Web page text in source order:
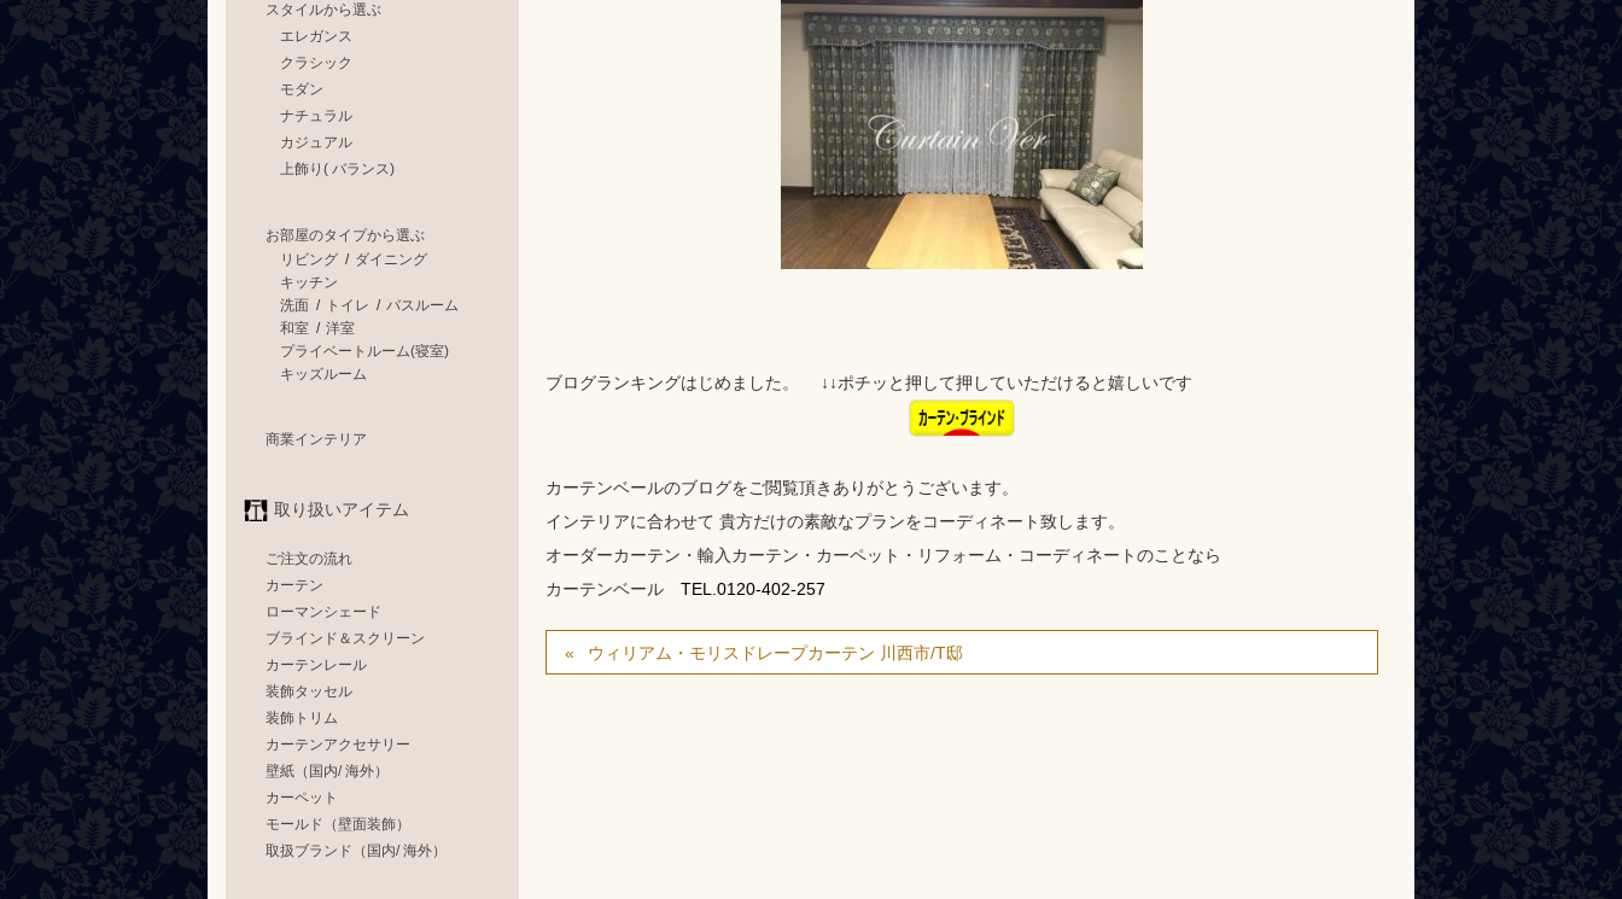
ブログランキングはじめました。 ↓↓ポチッと押して押していただけると嬉しいです
カーテンベールのブログをご閲覧頂きありがとうございます。
インテリアに合わせて 貴方だけの素敵なプランをコーディネート致します。
オーダーカーテン・輸入カーテン・カーペット・リフォーム・コーディネートのことなら
カーテンベール TEL.0120-402-257
ウィリアム・モリスドレープカーテン 川西市/T邸
スタイルから選ぶ
エレガンス
クラシック
モダン
ナチュラル
カジュアル
上飾り( バランス)
お部屋のタイプから選ぶ
リビング / ダイニング
キッチン
洗面 / トイレ / バスルーム
和室 / 洋室
プライベートルーム(寝室)
キッズルーム
商業インテリア
取り扱いアイテム
ご注文の流れ
カーテン
ローマンシェード
ブラインド＆スクリーン
カーテンレール
装飾タッセル
装飾トリム
カーテンアクセサリー
壁紙（国内/ 海外）
カーペット
モールド（壁面装飾）
取扱ブランド（国内/ 海外）